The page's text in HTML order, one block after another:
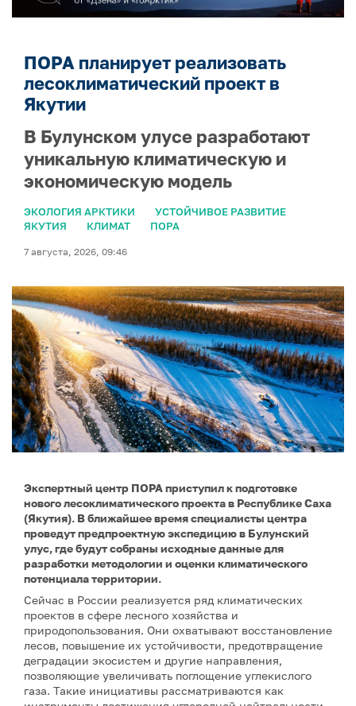
ПОРА планирует реализовать
лесоклиматический проект в
Якутии
В Булунском улусе разработают
уникальную климатическую и
экономическую модель
ЭКОЛОГИЯ АРКТИКИ
УСТОЙЧИВОЕ РАЗВИТИЕ
ЯКУТИЯ
КЛИМАТ ПОРА
7 августа, 2026, 09:46
Экспертный центр ПОРА приступил к подготовке
нового лесоклиматического проекта в Республике Саха
(Якутия). В ближайшее время специалисты центра
проведут предпроектную экспедицию в Булунский
улус, где будут собраны исходные данные для
разработки методологии и оценки климатического
потенциала территории.
Сейчас в России реализуется ряд климатических
проектов в сфере лесного хозяйства и
природопользования. Они охватывают восстановление
лесов, повышение их устойчивости, предотвращение
деградации экосистем и другие направления,
позволяющие увеличивать поглощение углекислого
газа. Такие инициативы рассматриваются как